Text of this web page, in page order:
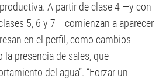
A partir de clase 4 —y con
5, 6 y 7— comienzan a aparecer
en el perfil, como cambios
presencia de sales, que
del agua”. “Forzar un